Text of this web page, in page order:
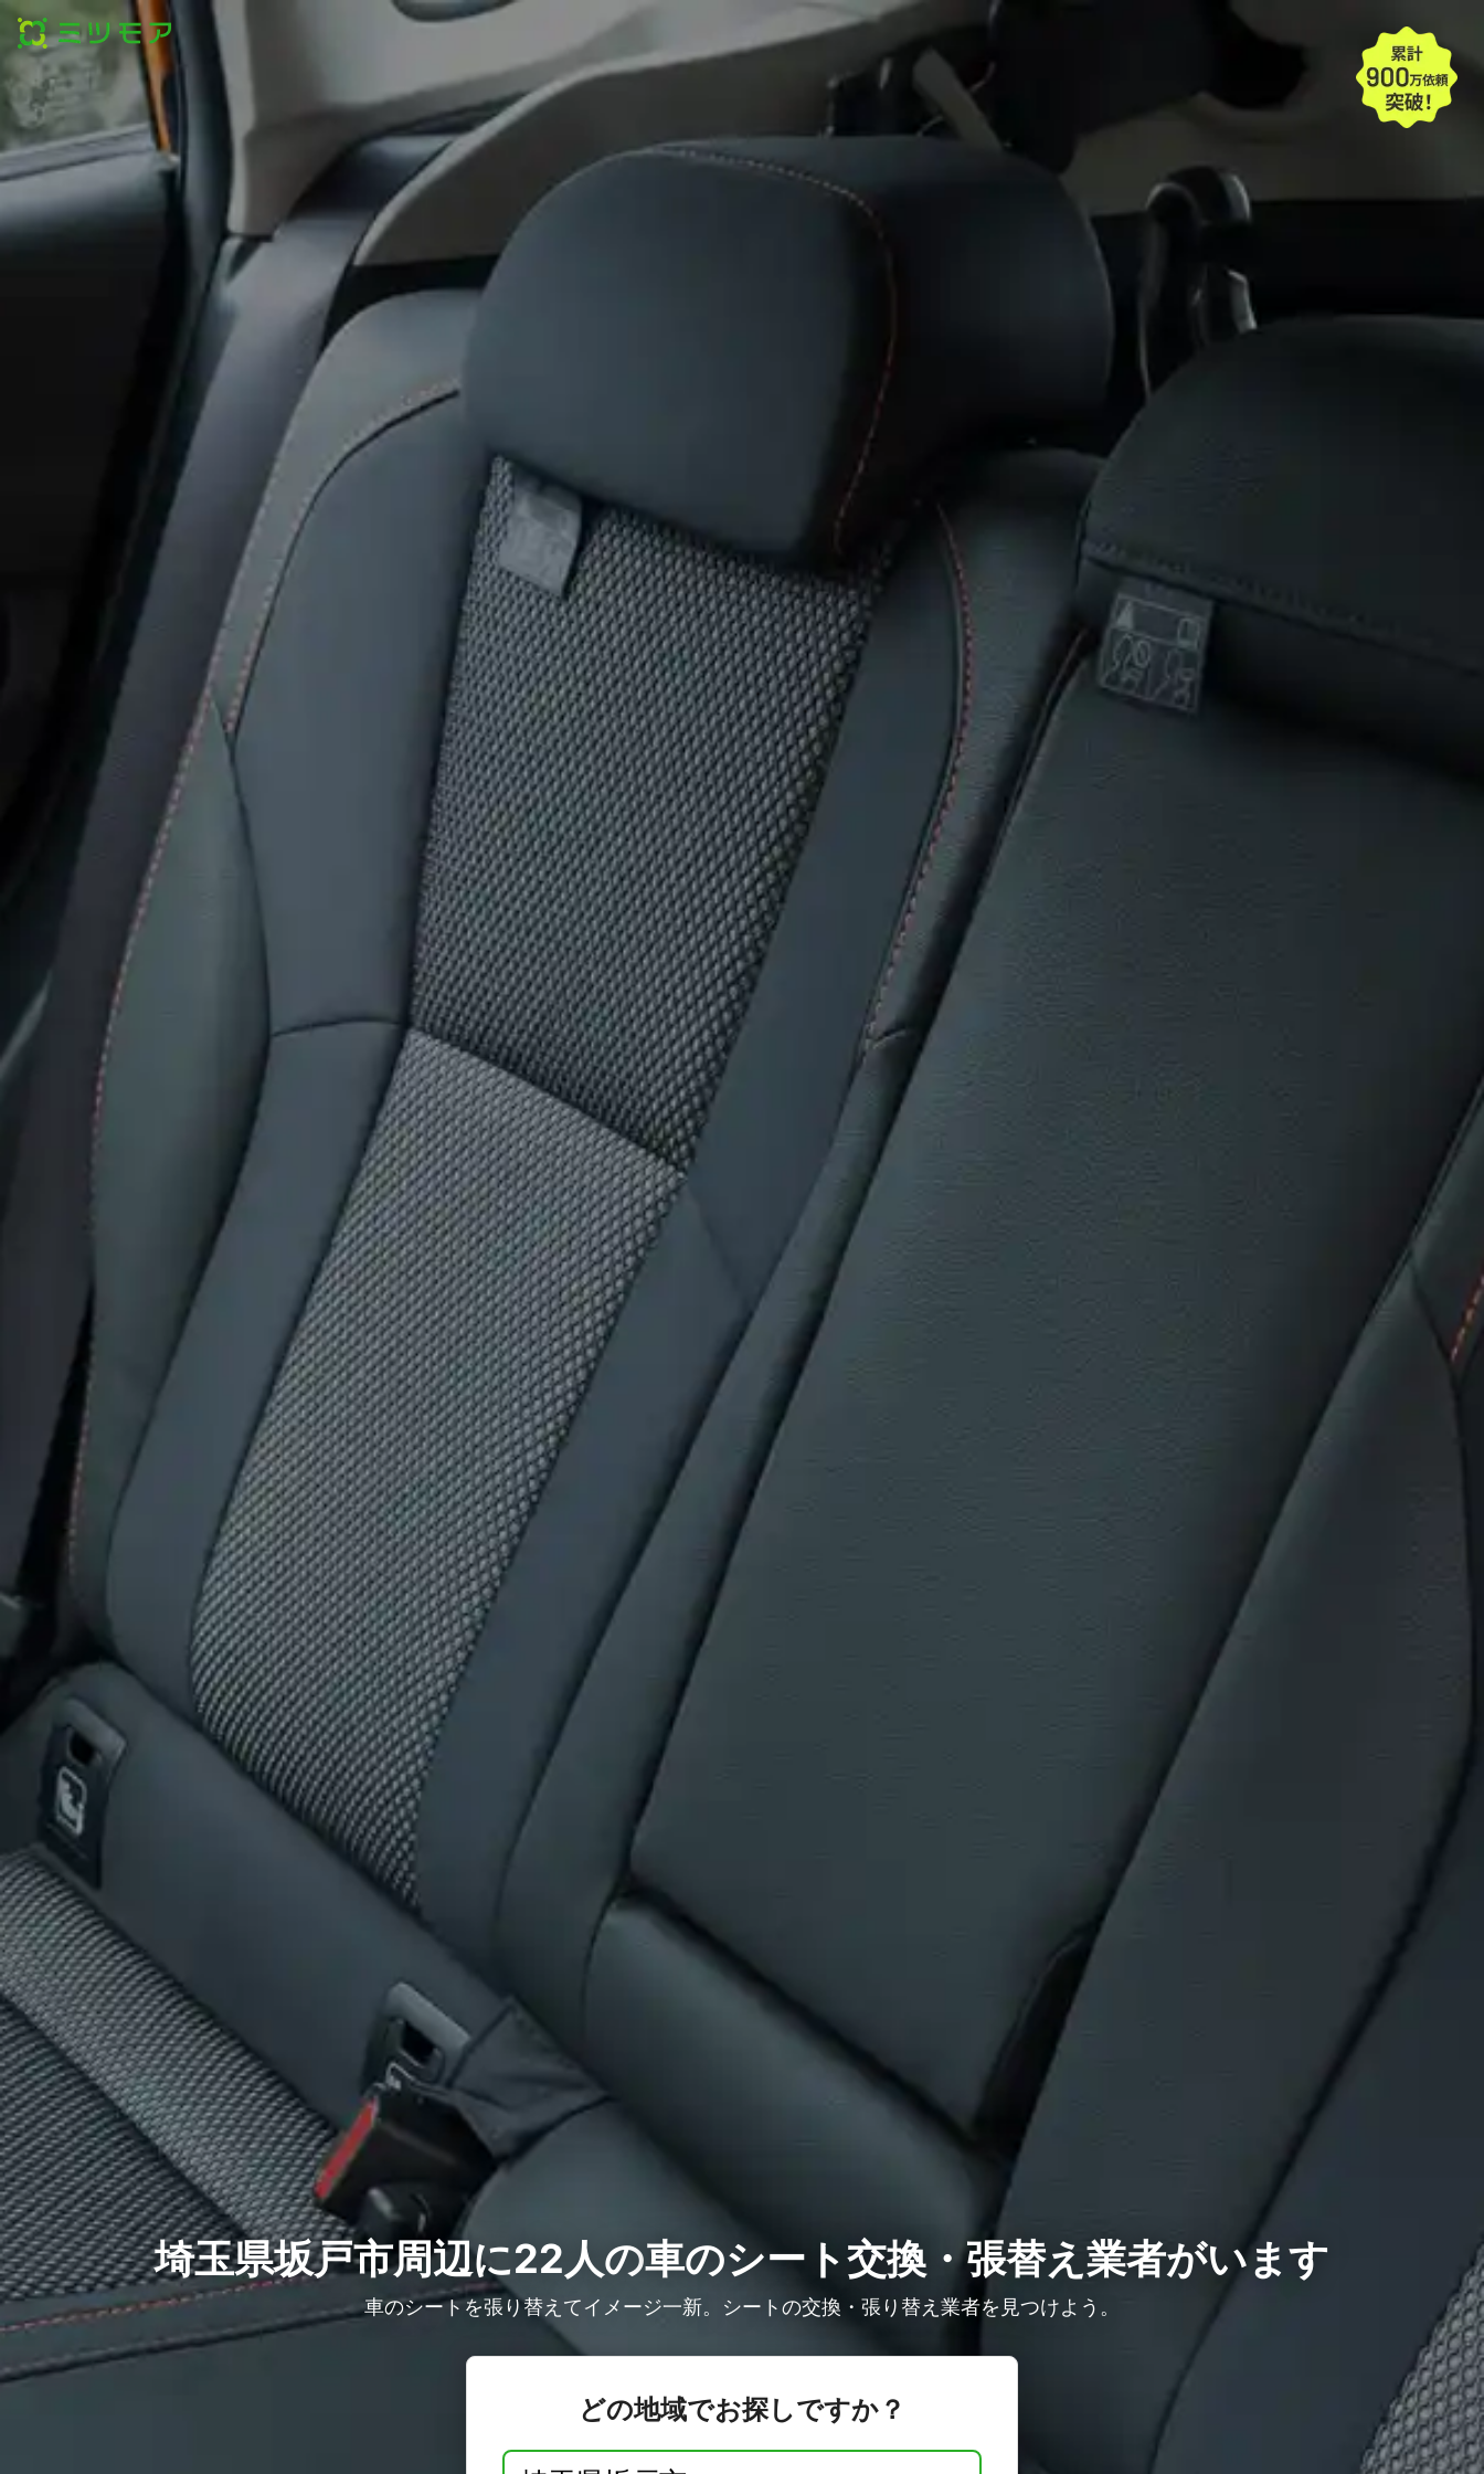
埼玉県坂戸市周辺に22人の車のシート交換・張替え業者がいます
車のシートを張り替えてイメージ一新。シートの交換・張り替え業者を見つけよう。
どの地域でお探しですか？